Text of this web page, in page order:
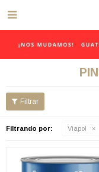

Filtrando por: Viapol